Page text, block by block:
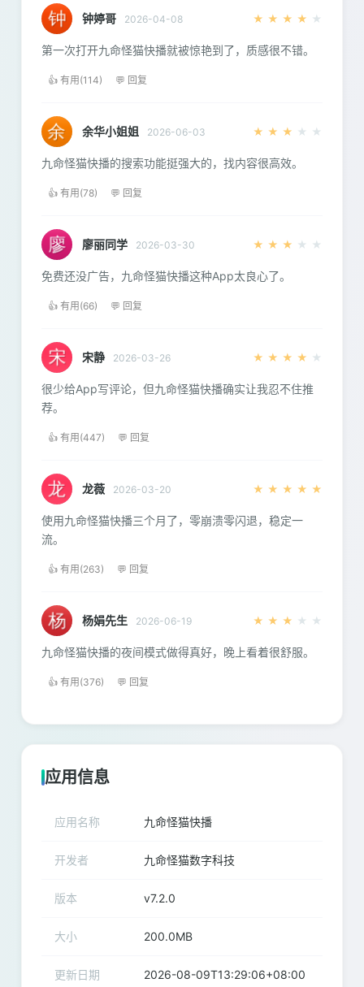
钟婷哥 2026-04-08 ★ ★ ★ ★ ★
第一次打开九命怪猫快播就被惊艳到了，质感很不错。
👍 有用(114) 💬 回复
余华小姐姐 2026-06-03 ★ ★ ★ ★ ★
九命怪猫快播的搜索功能挺强大的，找内容很高效。
👍 有用(78) 💬 回复
廖丽同学 2026-03-30 ★ ★ ★ ★ ★
免费还没广告，九命怪猫快播这种App太良心了。
👍 有用(66) 💬 回复
宋静 2026-03-26 ★ ★ ★ ★ ★
很少给App写评论，但九命怪猫快播确实让我忍不住推
荐。
👍 有用(447) 💬 回复
龙薇 2026-03-20 ★ ★ ★ ★ ★
使用九命怪猫快播三个月了，零崩溃零闪退，稳定一
流。
👍 有用(263) 💬 回复
杨娟先生 2026-06-19 ★ ★ ★ ★ ★
九命怪猫快播的夜间模式做得真好，晚上看着很舒服。
👍 有用(376) 💬 回复
应用信息
应用名称 九命怪猫快播
开发者 九命怪猫数字科技
版本 v7.2.0
大小 200.0MB
更新日期 2026-08-09T13:29:06+08:00